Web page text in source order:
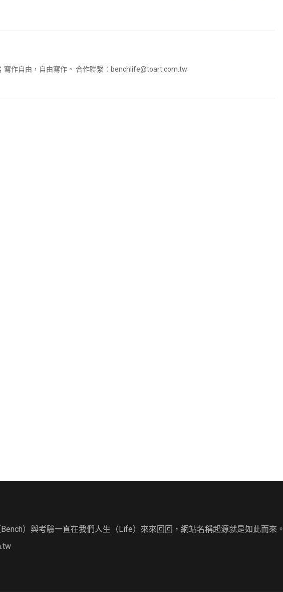
作自由，自由寫作。 合作聯繫： benchlife@toart.com.tw
）與考驗一直在我們人生（Life）來來回回，網站名稱起源就是如此而來。